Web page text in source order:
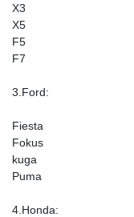
X3
X5
F5
F7
3.Ford:
Fiesta
Fokus
kuga
Puma
4.Honda: